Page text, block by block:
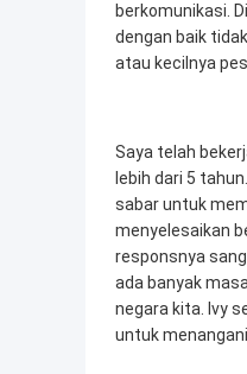
berkomunikasi.
dengan baik
atau kecilnya
Saya telah
lebih dari 5
sabar untuk
menyelesaikan
responsnya
ada banyak
negara kita. Ivy
untuk